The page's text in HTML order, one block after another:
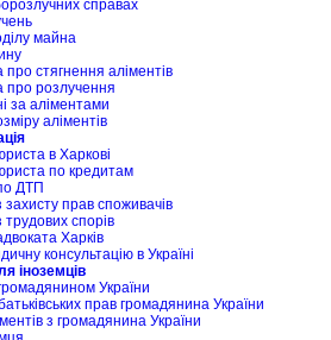
справах
майна
стягнення аліментів
про розлучення
за аліментами
аліментів
в Харкові
по кредитам
ДТП
захисту прав споживачів
трудових спорів
Харків
консультацію в Україні
іноземців
України
прав громадянина України
з громадянина України